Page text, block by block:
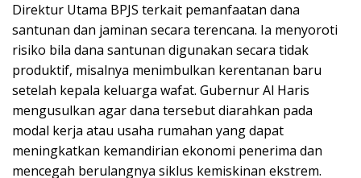
Direktur Utama BPJS terkait pemanfaatan dana
santunan dan jaminan secara terencana. Ia menyoroti
risiko bila dana santunan digunakan secara tidak
produktif, misalnya menimbulkan kerentanan baru
setelah kepala keluarga wafat. Gubernur Al Haris
mengusulkan agar dana tersebut diarahkan pada
modal kerja atau usaha rumahan yang dapat
meningkatkan kemandirian ekonomi penerima dan
mencegah berulangnya siklus kemiskinan ekstrem.